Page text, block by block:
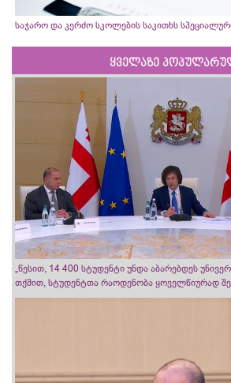
საჯარო და კერძო სკოლების საკითხს
ყველაზე
„წესით, 14 400 სტუდენტი უნდა აბარებდეს
თქმით, სტუდენტთა რაოდენობა ყოველწიურად